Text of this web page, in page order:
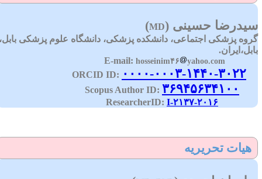
حسینی ( MD
)
پزشکی اجتماعی، دانشکده پزشکی، دانشگاه علوم پزشکی بابل،
hosseinim۴۶ yahoo.com
: ۰۰۰۰-۰۰۰۳-۱۴۴۰-۳۰۲۲
۳۶۹۴۵۶۳۴۱۰۰:
Scopus Author ID
I-۲۱۳۷-۲۰۱۶
هیات تحریریه